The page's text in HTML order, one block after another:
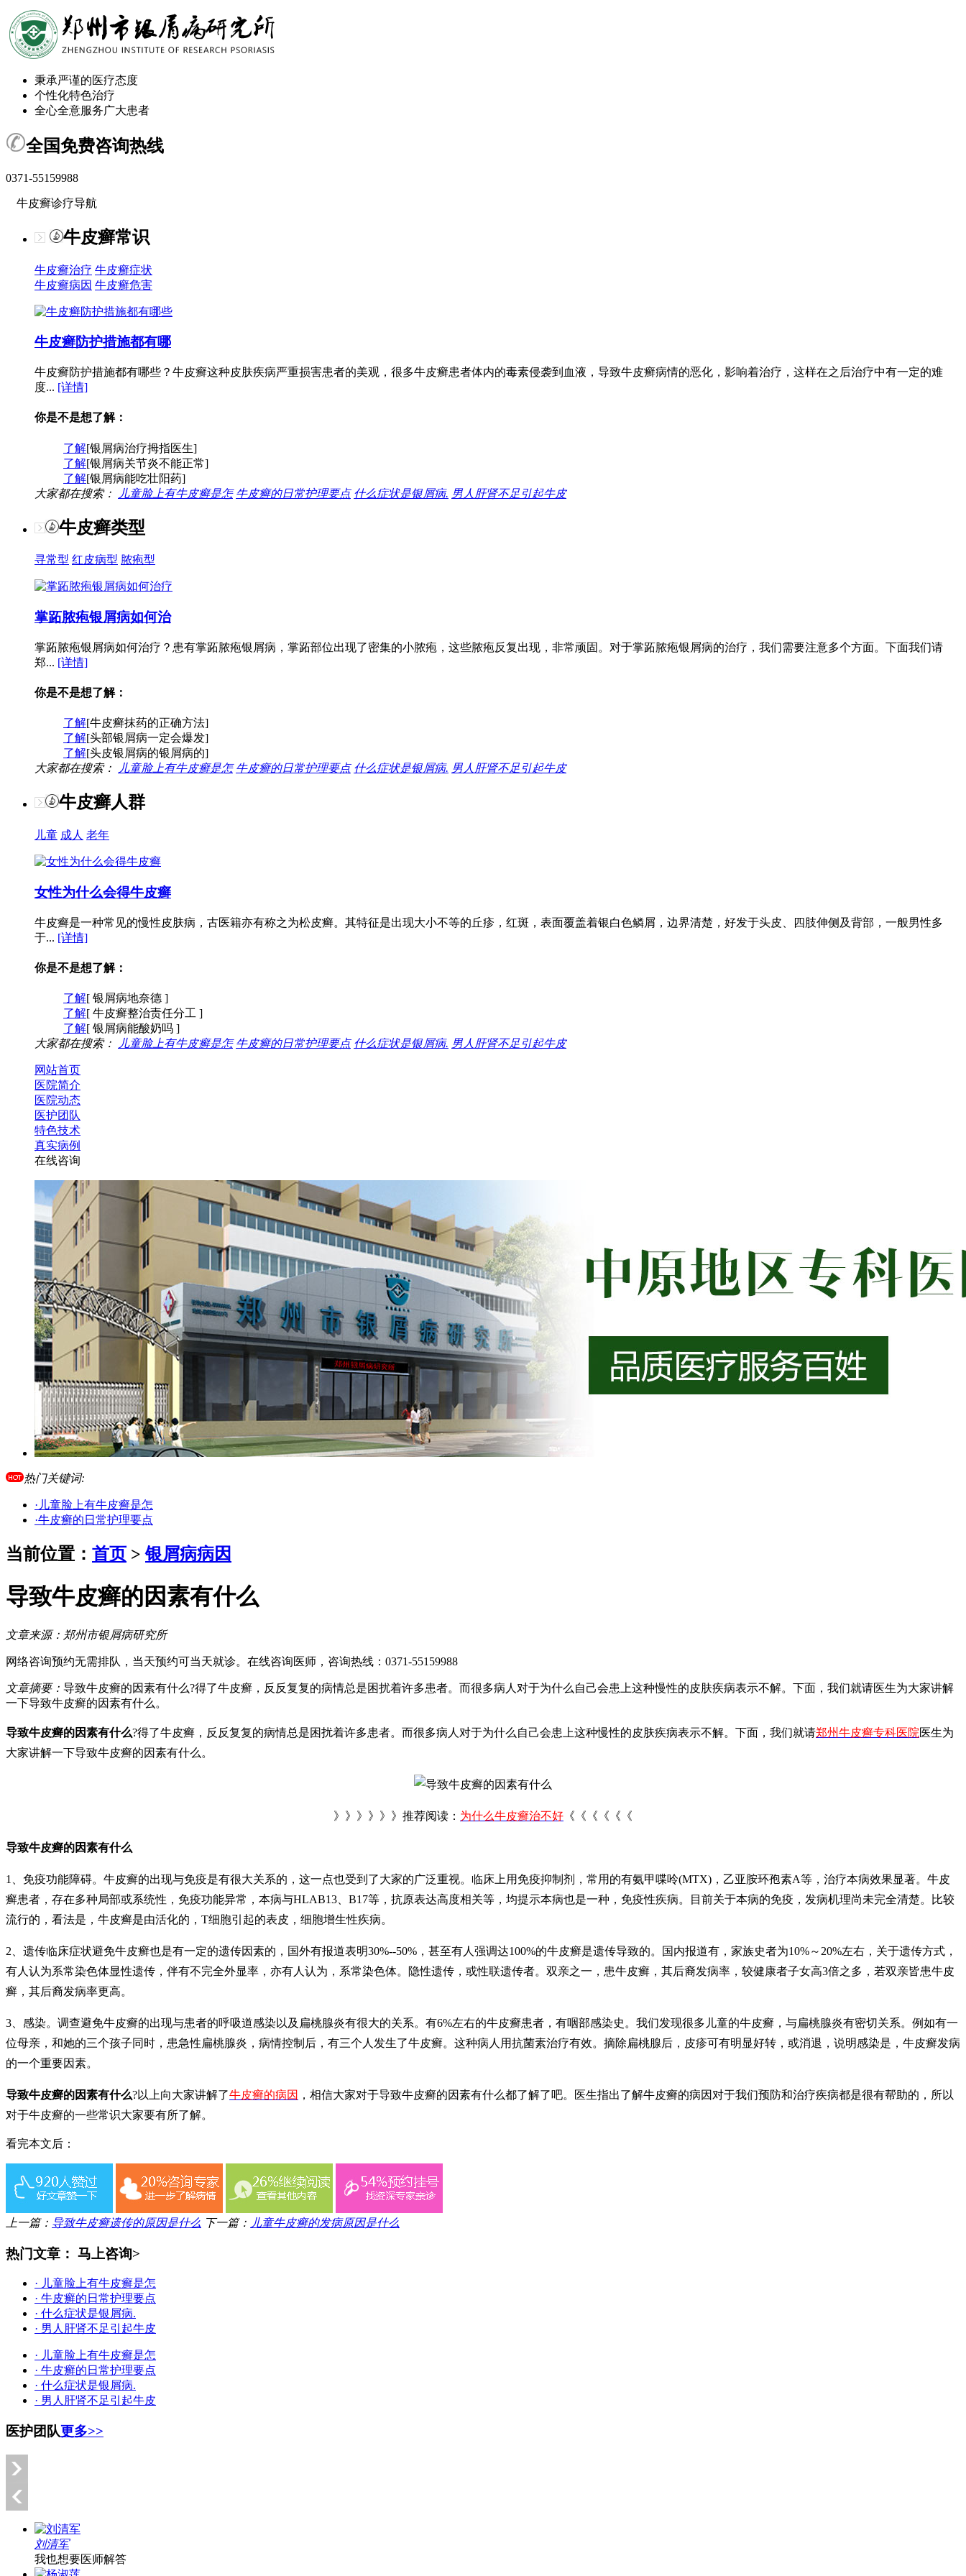
秉承严谨的医疗态度
个性化特色治疗
全心全意服务广大患者
全国免费咨询热线
0371-55159988
牛皮癣诊疗导航
牛皮癣常识
牛皮癣治疗 牛皮癣症状
牛皮癣病因 牛皮癣危害
牛皮癣防护措施都有哪
牛皮癣防护措施都有哪些？牛皮癣这种皮肤疾病严重损害患者的美观，很多牛皮癣患者体内的毒素侵袭到血液，导致牛皮癣病情的恶化，影响着治疗，这样在之后治疗中有一定的难
度... [详情]
你是不是想了解：
了解[银屑病治疗拇指医生]
了解[银屑病关节炎不能正常]
了解[银屑病能吃壮阳药]
大家都在搜索：
儿童脸上有牛皮癣是怎 牛皮癣的日常护理要点 什么症状是银屑病. 男人肝肾不足引起牛皮
牛皮癣类型
寻常型 红皮病型 脓疱型
掌跖脓疱银屑病如何治
掌跖脓疱银屑病如何治疗？患有掌跖脓疱银屑病，掌跖部位出现了密集的小脓疱，这些脓疱反复出现，非常顽固。对于掌跖脓疱银屑病的治疗，我们需要注意多个方面。下面我们请
郑... [详情]
你是不是想了解：
了解[牛皮癣抹药的正确方法]
了解[头部银屑病一定会爆发]
了解[头皮银屑病的银屑病的]
大家都在搜索：
儿童脸上有牛皮癣是怎 牛皮癣的日常护理要点 什么症状是银屑病. 男人肝肾不足引起牛皮
牛皮癣人群
儿童 成人 老年
女性为什么会得牛皮癣
牛皮癣是一种常见的慢性皮肤病，古医籍亦有称之为松皮癣。其特征是出现大小不等的丘疹，红斑，表面覆盖着银白色鳞屑，边界清楚，好发于头皮、四肢伸侧及背部，一般男性多
于... [详情]
你是不是想了解：
了解[ 银屑病地奈德 ]
了解[ 牛皮癣整治责任分工 ]
了解[ 银屑病能酸奶吗 ]
大家都在搜索：
儿童脸上有牛皮癣是怎 牛皮癣的日常护理要点 什么症状是银屑病. 男人肝肾不足引起牛皮
网站首页
医院简介
医院动态
医护团队
特色技术
真实病例
在线咨询
热门关键词:
·儿童脸上有牛皮癣是怎
·牛皮癣的日常护理要点
当前位置： 首页 >银屑病病因
导致牛皮癣的因素有什么
文章来源： 郑州市银屑病研究所
网络咨询预约无需排队，当天预约可当天就诊。 在线咨询医师 ，咨询热线： 0371-55159988
文章摘要： 导致牛皮癣的因素有什么?得了牛皮癣，反反复复的病情总是困扰着许多患者。而很多病人对于为什么自己会患上这种慢性的皮肤疾病表示不解。下面，我们就请医生为大家讲解
一下导致牛皮癣的因素有什么。
导致牛皮癣的因素有什么?得了牛皮癣，反反复复的病情总是困扰着许多患者。而很多病人对于为什么自己会患上这种慢性的皮肤疾病表示不解。下面，我们就请郑州牛皮癣专科医院医生为
大家讲解一下导致牛皮癣的因素有什么。
》》》》》》推荐阅读： 为什么牛皮癣治不好 《《《《《《
导致牛皮癣的因素有什么
1、免疫功能障碍。牛皮癣的出现与免疫是有很大关系的，这一点也受到了大家的广泛重视。临床上用免疫抑制剂，常用的有氨甲喋呤(MTX)，乙亚胺环孢素A等，治疗本病效果显著。牛皮
癣患者，存在多种局部或系统性，免疫功能异常，本病与HLAB13、B17等，抗原表达高度相关等，均提示本病也是一种，免疫性疾病。目前关于本病的免疫，发病机理尚未完全清楚。比较
流行的，看法是，牛皮癣是由活化的，T细胞引起的表皮，细胞增生性疾病。
2、遗传临床症状避免牛皮癣也是有一定的遗传因素的，国外有报道表明30%--50%，甚至有人强调达100%的牛皮癣是遗传导致的。国内报道有，家族史者为10%～20%左右，关于遗传方式，
有人认为系常染色体显性遗传，伴有不完全外显率，亦有人认为，系常染色体。隐性遗传，或性联遗传者。双亲之一，患牛皮癣，其后裔发病率，较健康者子女高3倍之多，若双亲皆患牛皮
癣，其后裔发病率更高。
3、感染。调查避免牛皮癣的出现与患者的呼吸道感染以及扁桃腺炎有很大的关系。有6%左右的牛皮癣患者，有咽部感染史。我们发现很多儿童的牛皮癣，与扁桃腺炎有密切关系。例如有一
位母亲，和她的三个孩子同时，患急性扁桃腺炎，病情控制后，有三个人发生了牛皮癣。这种病人用抗菌素治疗有效。摘除扁桃腺后，皮疹可有明显好转，或消退，说明感染是，牛皮癣发病
的一个重要因素。
导致牛皮癣的因素有什么?以上向大家讲解了牛皮癣的病因 ，相信大家对于导致牛皮癣的因素有什么都了解了吧。医生指出了解牛皮癣的病因对于我们预防和治疗疾病都是很有帮助的，所以
对于牛皮癣的一些常识大家要有所了解。
看完本文后：
上一篇： 导致牛皮癣遗传的原因是什么 下一篇： 儿童牛皮癣的发病原因是什么
热门文章： 马上咨询>
· 儿童脸上有牛皮癣是怎
· 牛皮癣的日常护理要点
· 什么症状是银屑病.
· 男人肝肾不足引起牛皮
· 儿童脸上有牛皮癣是怎
· 牛皮癣的日常护理要点
· 什么症状是银屑病.
· 男人肝肾不足引起牛皮
医护团队更多>>
刘清军
我也想要医师解答